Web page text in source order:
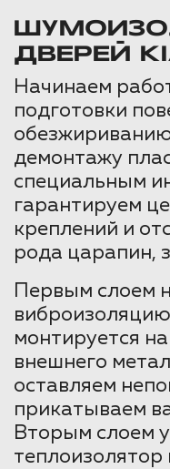
ДВЕРЕЙ
Начинаем
подготовки
демонтажу
специальным
гарантируем
креплений и
рода царапин,
Первым слоем
монтируется
внешнего
оставляем
прикатываем
Вторым слоем